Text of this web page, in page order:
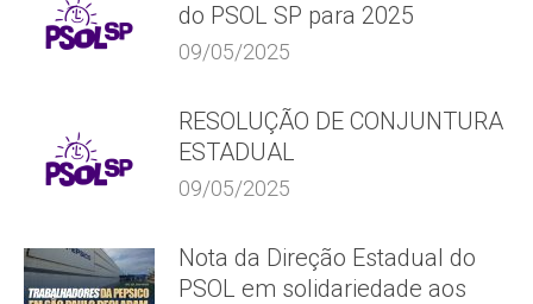
do PSOL SP para 2025
09/05/2025
RESOLUÇÃO DE CONJUNTURA
ESTADUAL
09/05/2025
Nota da Direção Estadual do
PSOL em solidariedade aos